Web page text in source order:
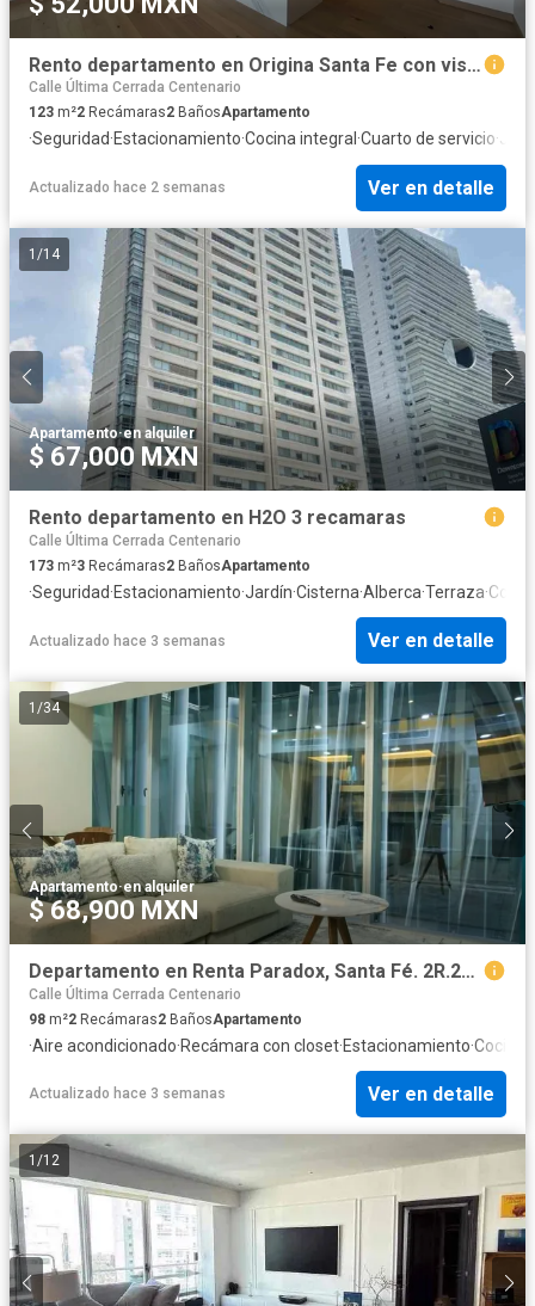
Rento departamento en Origina Santa Fe con vista al club golf Santafe
Calle Última Cerrada Centenario
123 m²2 Recámaras2 BañosApartamento
·Seguridad·Estacionamiento·Cocina integral ·Cuarto de servicio·
Actualizado hace 2 semanas Ver en detalle
1 /14
Apartamento·en alquiler
$ 67,000 MXN
Rento departamento en H2O 3 recamaras
Calle Última Cerrada Centenario
173 m²3 Recámaras2 BañosApartamento
·Seguridad·Estacionamiento·Jardín·Cisterna·Alberca·Terraza·
Actualizado hace 3 semanas Ver en detalle
1 /34
Apartamento·en alquiler
$ 68,900 MXN
Departamento en Renta Paradox, Santa Fé. 2R.2B.2E
Calle Última Cerrada Centenario
98 m²2 Recámaras2 BañosApartamento
·Aire acondicionado·Recámara con closet·Estacionamiento·Cocina
Actualizado hace 3 semanas Ver en detalle
1 /12